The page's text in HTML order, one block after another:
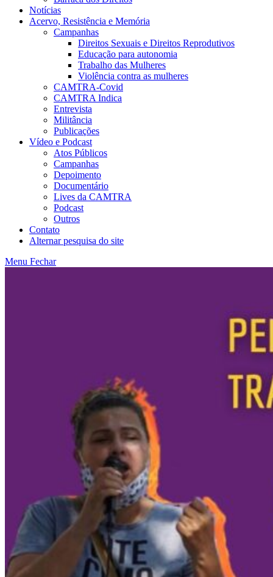
Notícias
Acervo, Resistência e Memória
Campanhas
Direitos Sexuais e Direitos Reprodutivos
Educação para autonomia
Trabalho das Mulheres
Violência contra as mulheres
CAMTRA-Covid
CAMTRA Indica
Entrevista
Militância
Publicações
Vídeo e Podcast
Atos Públicos
Campanhas
Depoimento
Documentário
Lives da CAMTRA
Podcast
Outros
Contato
Alternar pesquisa do site
Menu Fechar